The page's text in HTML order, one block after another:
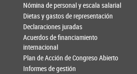
Nómina de personal y escala salarial
Dietas y gastos de representación
Declaraciones juradas
Acuerdos de financiamiento
internacional
Plan de Acción de Congreso Abierto
Informes de gestión